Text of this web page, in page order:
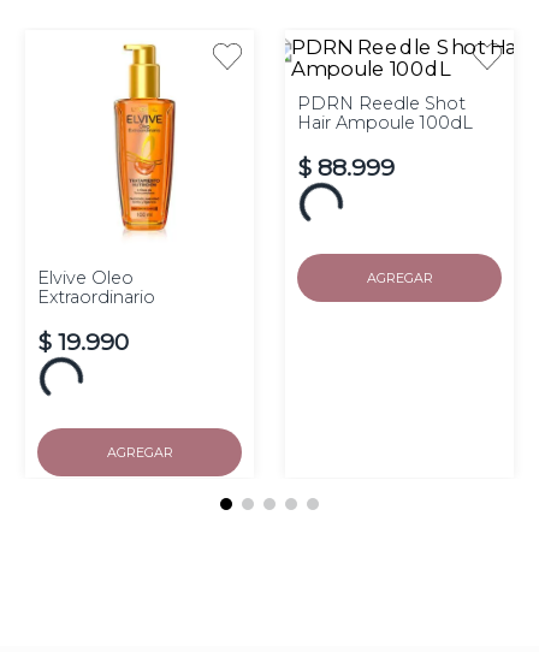
Elvive Oleo
Extraordinario
$ 19.990
AGREGAR
PDRN Reedle Shot
Hair Ampoule 100dL
$ 88.999
AGREGAR